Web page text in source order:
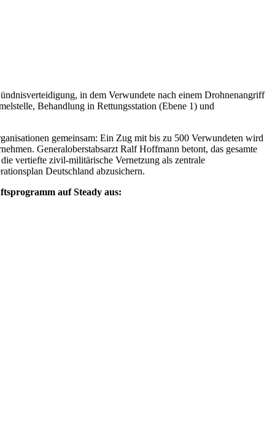
in dem Verwundete nach einem Drohnenangriff
Behandlung in Rettungsstation (Ebene 1) und
gemeinsam: Ein Zug mit bis zu 500 Verwundeten wird
Generaloberstabsarzt Ralf Hoffmann betont, das gesamte
vertiefte zivil-militärische Vernetzung als zentrale
Deutschland abzusichern.
auf Steady aus: